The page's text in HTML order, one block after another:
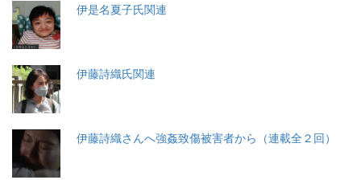
伊是名夏子氏関連
伊藤詩織氏関連
伊藤詩織さんへ強姦致傷被害者から（連載全２回）